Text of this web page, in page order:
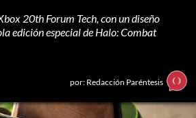
20th Forum Tech, con un diseño
edición especial de Halo: Combat
por: Redacción Paréntesis